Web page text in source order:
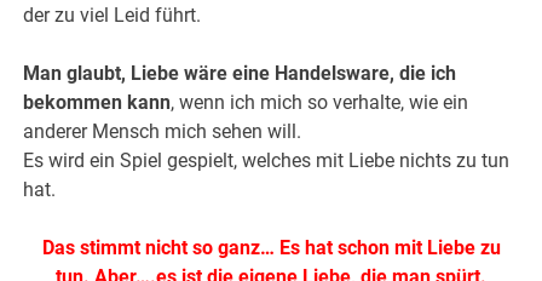
der zu viel Leid führt.
Man glaubt, Liebe wäre eine Handelsware, die ich
bekommen kann, wenn ich mich so verhalte, wie ein
anderer Mensch mich sehen will.
Es wird ein Spiel gespielt, welches mit Liebe nichts zu tun
hat.
Das stimmt nicht so ganz… Es hat schon mit Liebe zu